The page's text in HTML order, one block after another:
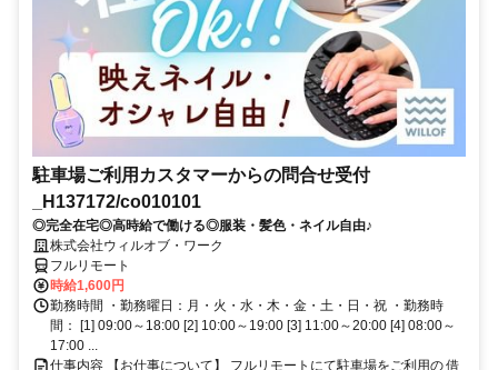
駐車場ご利用カスタマーからの問合せ受付
_H137172/co010101
◎完全在宅◎高時給で働ける◎服装・髪色・ネイル自由♪
株式会社ウィルオブ・ワーク
フルリモート
時給1,600円
勤務時間 ・勤務曜日：月・火・水・木・金・土・日・祝 ・勤務時
間： [1] 09:00～18:00 [2] 10:00～19:00 [3] 11:00～20:00 [4] 08:00～
17:00 ...
仕事内容 【お仕事について】 フルリモートにて駐車場をご利用の 借